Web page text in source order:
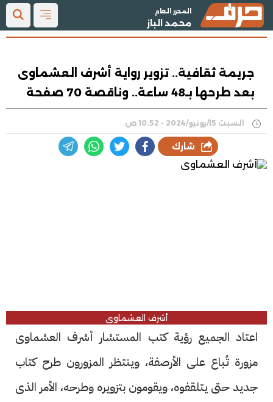
المحرر العام
محمد الباز
جريمة ثقافية.. تزوير رواية أشرف العشماوى
بعد طرحها بـ48 ساعة.. وناقصة 70 صفحة
السبت 15/يونيو/2024 - 10:52 ص
شارك
أشرف العشماوى
اعتاد الجميع رؤية كتب المستشار أشرف العشماوى
مزورة تُباع على الأرصفة، وينتظر المزورون طرح كتاب
جديد حتى يتلقفوه، ويقومون بتزويره وطرحه، الأمر الذى